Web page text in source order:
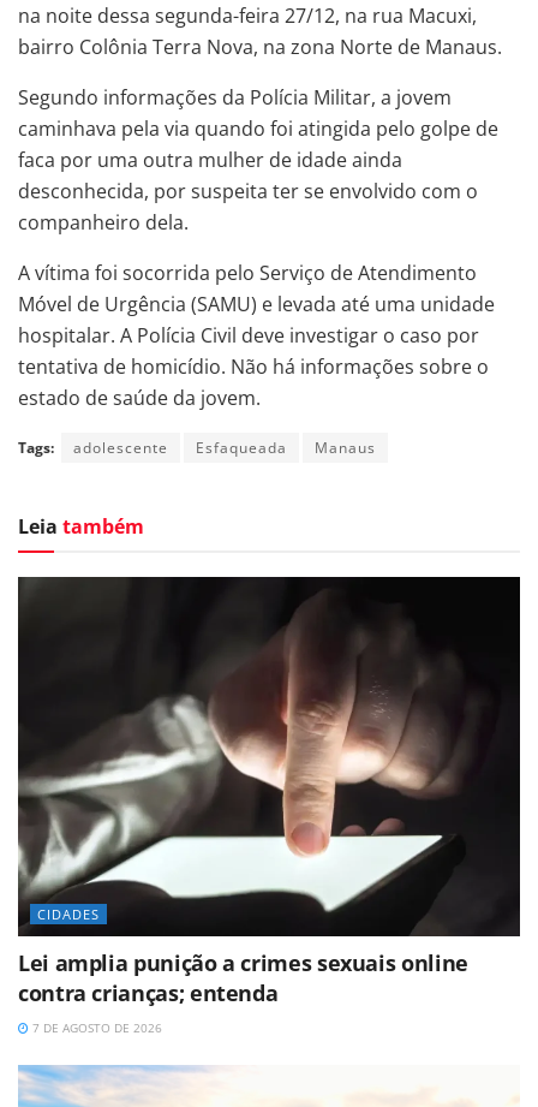
na noite dessa segunda-feira 27/12, na rua Macuxi,
bairro Colônia Terra Nova, na zona Norte de Manaus.
Segundo informações da Polícia Militar, a jovem
caminhava pela via quando foi atingida pelo golpe de
faca por uma outra mulher de idade ainda
desconhecida, por suspeita ter se envolvido com o
companheiro dela.
A vítima foi socorrida pelo Serviço de Atendimento
Móvel de Urgência (SAMU) e levada até uma unidade
hospitalar. A Polícia Civil deve investigar o caso por
tentativa de homicídio. Não há informações sobre o
estado de saúde da jovem.
Tags: adolescente Esfaqueada Manaus
Leia também
CIDADES
Lei amplia punição a crimes sexuais online
contra crianças; entenda
7 DE AGOSTO DE 2026